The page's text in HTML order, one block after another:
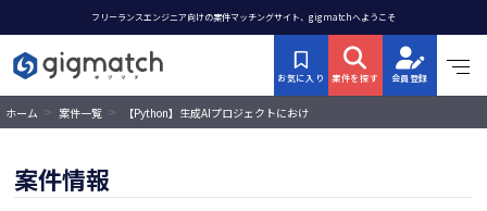
フリーランスエンジニア向けの案件マッチングサイト、gigmatchへようこそ
お気に入り 案件を探す 会員登録
ホーム > 案件一覧 >
【Python】生成AIプロジェクトにおけ
案件情報